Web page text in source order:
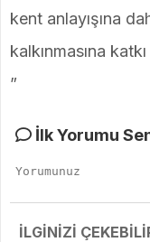
kent anlayışına
kalkınmasına
”
İlk Yorumu
İLGİNİZİ